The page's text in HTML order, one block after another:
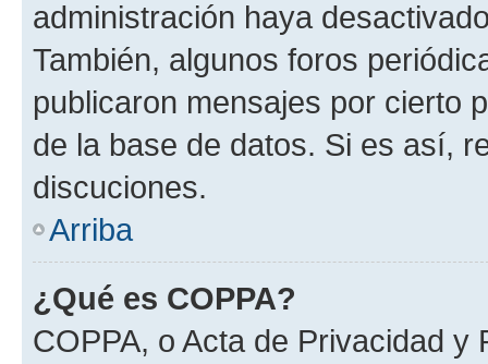
administración haya
También, algunos foros
publicaron mensajes por cierto
de la base de datos. Si es así,
discuciones.
Arriba
¿Qué es COPPA?
COPPA, o Acta de Privacidad